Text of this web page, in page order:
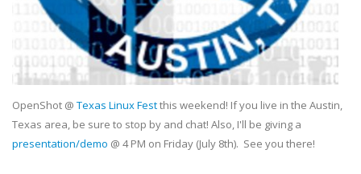
OpenShot @ Texas Linux Festthis weekend! If you live in the Austin,
Texas area, be sure to stop by and chat! Also, I'll be giving a
presentation/demo @ 4 PM on Friday (July 8th). See you there!